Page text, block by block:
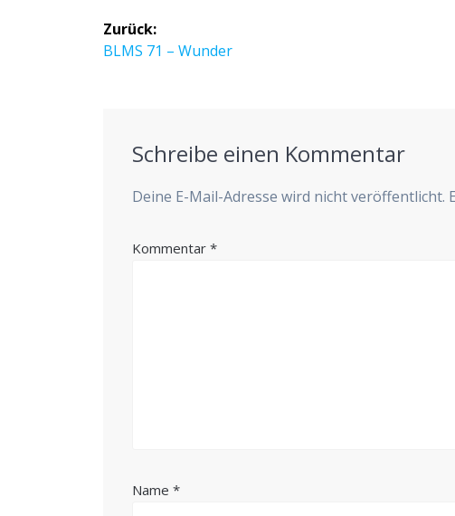
Beitragsnavigation
Zurück:
Vorheriger
BLMS 71 – Wunder
Schreibe einen Kommentar
Deine E-Mail-Adresse wird nicht veröffentlicht.
Kommentar*
Name*